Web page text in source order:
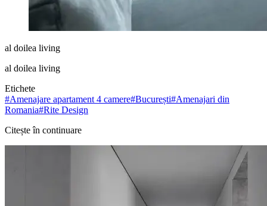
al doilea living
al doilea living
Etichete
#Amenajare apartament 4 camere#București#Amenajari din
Romania#Rite Design
Citește în continuare